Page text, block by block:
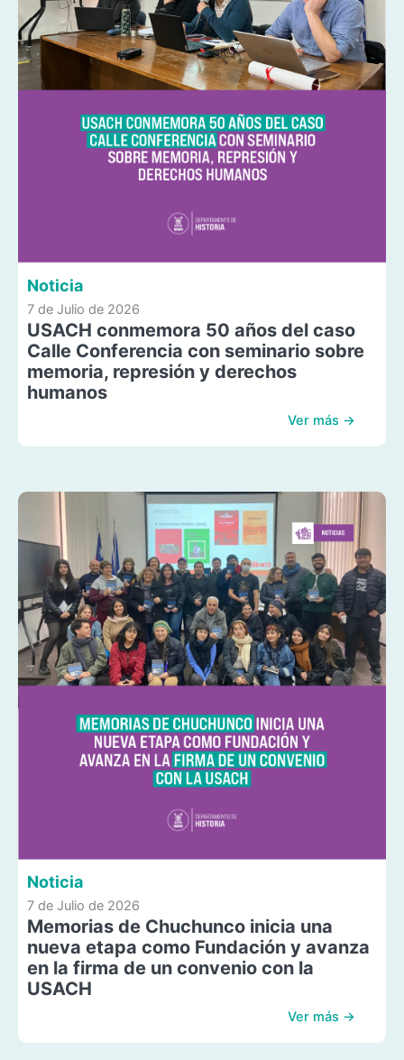
Noticia
7 de Julio de 2026
USACH conmemora 50 años del caso
Calle Conferencia con seminario sobre
memoria, represión y derechos
humanos
Ver más →
Noticia
7 de Julio de 2026
Memorias de Chuchunco inicia una
nueva etapa como Fundación y avanza
en la firma de un convenio con la
USACH
Ver más →